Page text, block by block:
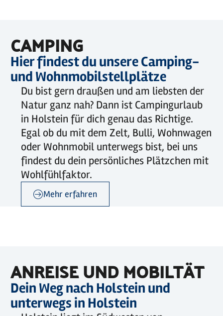
CAMPING
Hier findest du unsere Camping-
und Wohnmobilstellplätze
Du bist gern draußen und am liebsten der
Natur ganz nah? Dann ist Campingurlaub
in Holstein für dich genau das Richtige.
Egal ob du mit dem Zelt, Bulli, Wohnwagen
oder Wohnmobil unterwegs bist, bei uns
findest du dein persönliches Plätzchen mit
Wohlfühlfaktor.
Mehr erfahren
ANREISE UND MOBILTÄT
Dein Weg nach Holstein und
unterwegs in Holstein